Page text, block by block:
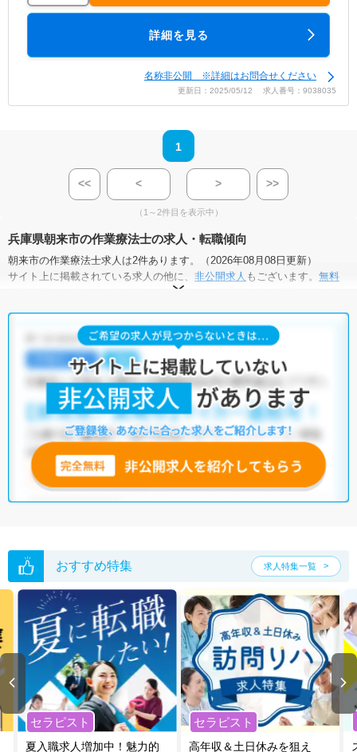
詳細を見る
名称非公開 ※詳細はお問合せください
更新日：2025/05/12 求人番号：9038035
1
<< < > >>
（1～2件目を表示中）
兵庫県朝来市の作業療法士の求人・転職傾向
朝来市の作業療法士求人は2件あります。（2026年08月08日更新）
サイト上に掲載されている求人の他に、 非公開求人 もございます。 無料
にお申し込みいただくと、全求人からご希望条件に合
朝来市の作業療法士求人では以下のような条件が人気です。
住宅手当・補助あり・正社員(正職員) 非常勤・パート
祉施設
他の条件でも人気の求人がございますので、「こだわり条件」から検索
いただくか、お気軽にお問い合わせください。
全国の作業療法士求人から検索いただくことも可能です。
無料転職支援サービス
にお申し込みいただくと、ご希望条件をヒアリン
グした上で求人をご提案いたします。
ご希望条件がまだ定まっていない方は人気の希望条件をピックアップし
い。
おすすめ特集 求人特集一覧
セラピスト
夏入職求人増加中！魅力的
セラピスト
高年収＆土日休みを狙え